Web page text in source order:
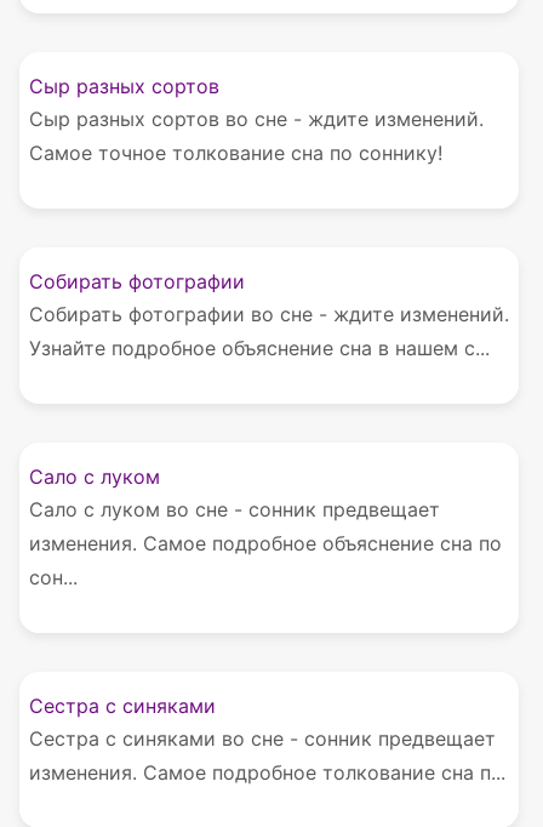
Сыр разных сортов
Сыр разных сортов во сне - ждите изменений.
Самое точное толкование сна по соннику!
Собирать фотографии
Собирать фотографии во сне - ждите изменений.
Узнайте подробное объяснение сна в нашем с...
Сало с луком
Сало с луком во сне - сонник предвещает
изменения. Самое подробное объяснение сна по
сон...
Сестра с синяками
Сестра с синяками во сне - сонник предвещает
изменения. Самое подробное толкование сна п...